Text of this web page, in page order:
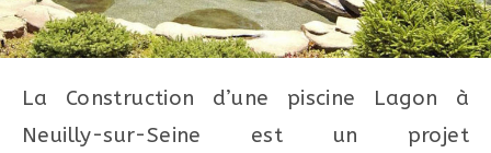
La Construction d’une piscine Lagon à
Neuilly-sur-Seine est un projet